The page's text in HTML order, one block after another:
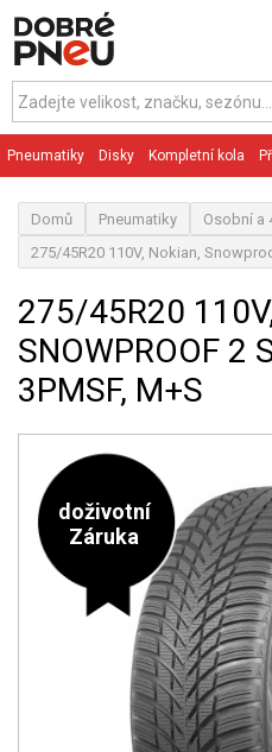
Pneumatiky Disky Kompletní kola
Domů Pneumatiky Osobní a
275/45R20 110V, Nokian,
275/45R20
SNOWPROOF 2
3PMSF, M+S
doživotní
Záruka